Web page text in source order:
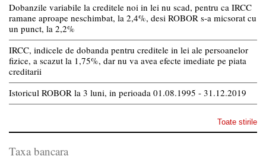
Dobanzile variabile la creditele noi in lei nu scad, pentru ca IRCC
ramane aproape neschimbat, la 2,4%, desi ROBOR s-a micsorat cu
un punct, la 2,2%
IRCC, indicele de dobanda pentru creditele in lei ale persoanelor
fizice, a scazut la 1,75%, dar nu va avea efecte imediate pe piata
creditarii
Istoricul ROBOR la 3 luni, in perioada 01.08.1995 - 31.12.2019
Toate stirile
Taxa bancara